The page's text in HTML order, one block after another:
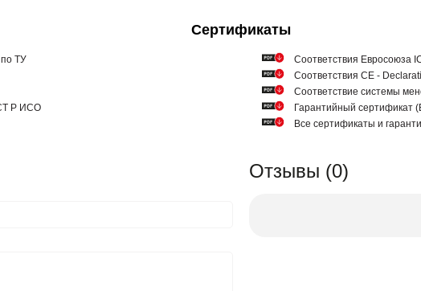
Сертификаты
ТУ
Р ИСО
Соответствия Евросоюза
Соответствия СЕ -
Соответствие системы
Гарантийный
Все сертификаты и
Отзывы (0)